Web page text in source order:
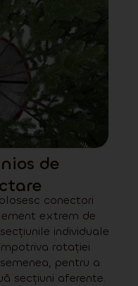
de
conectori
extrem de
individuale
rotației
pentru a
secțiuni aferente.